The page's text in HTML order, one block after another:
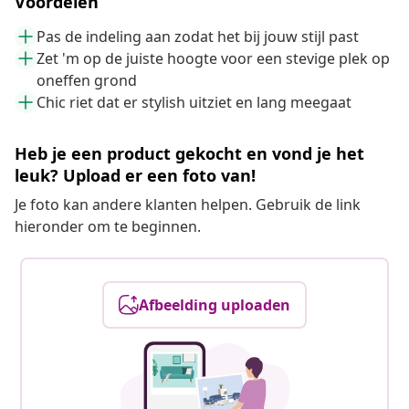
Pas de indeling aan zodat het bij jouw stijl past
Zet 'm op de juiste hoogte voor een stevige plek op
oneffen grond
Chic riet dat er stylish uitziet en lang meegaat
Heb je een product gekocht en vond je het
leuk? Upload er een foto van!
Je foto kan andere klanten helpen. Gebruik de link
hieronder om te beginnen.
Afbeelding uploaden